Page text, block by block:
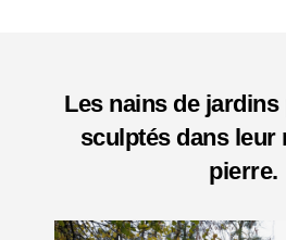
Les nains de
sculptés dans leur
pierre.